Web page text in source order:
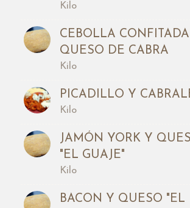
Kilo
CEBOLLA
QUESO DE CABRA
Kilo
PICADILLO Y
Kilo
JAMÓN YORK Y
"EL GUAJE"
Kilo
BACON Y QUESO "EL